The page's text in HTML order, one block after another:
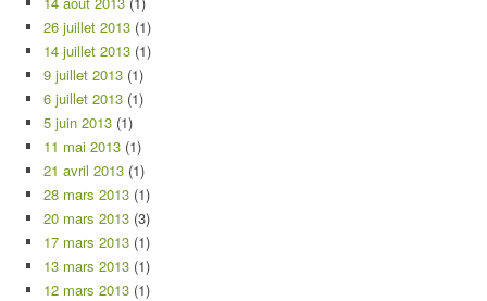
26 juillet 2013 (1)
14 juillet 2013 (1)
9 juillet 2013 (1)
6 juillet 2013 (1)
5 juin 2013 (1)
11 mai 2013 (1)
21 avril 2013 (1)
28 mars 2013 (1)
20 mars 2013 (3)
17 mars 2013 (1)
13 mars 2013 (1)
12 mars 2013 (1)